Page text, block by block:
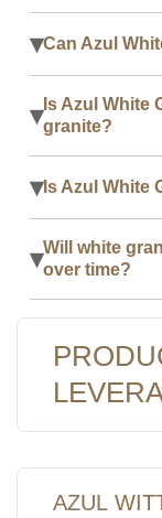
▾Can Azul
▾ Is Azul White
granite?
▾Is Azul White
▾Will white
over time?
AZUL